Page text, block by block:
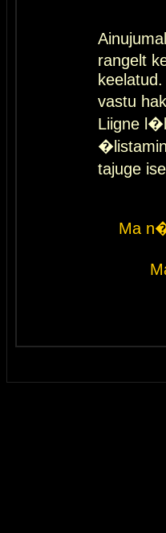
rangelt
vastu
Liigne
tajuge
Ma